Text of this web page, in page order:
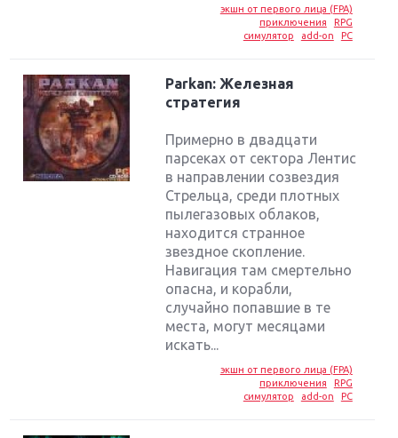
экшн от первого лица (FPA)
приключения
RPG
симулятор
add-on PC
Parkan: Железная
стратегия
Примерно в двадцати
парсеках от сектора Лентис
в направлении созвездия
Стрельца, среди плотных
пылегазовых облаков,
находится странное
звездное скопление.
Навигация там смертельно
опасна, и корабли,
случайно попавшие в те
места, могут месяцами
искать...
экшн от первого лица (FPA)
приключения
RPG
симулятор
add-on PC